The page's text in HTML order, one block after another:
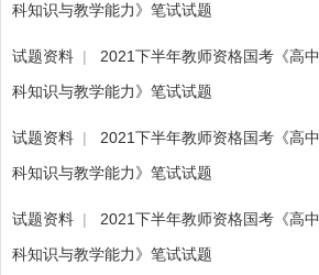
科知识与教学能力》笔试试题
试题资料 |
2021下半年教师资格国考《高
科知识与教学能力》笔试试题
试题资料 |
2021下半年教师资格国考《高
科知识与教学能力》笔试试题
试题资料 |
2021下半年教师资格国考《高
科知识与教学能力》笔试试题